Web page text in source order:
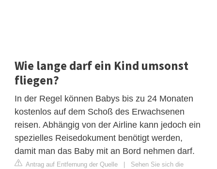
Wie lange darf ein Kind umsonst
fliegen?
In der Regel können Babys bis zu 24 Monaten
kostenlos auf dem Schoß des Erwachsenen
reisen. Abhängig von der Airline kann jedoch ein
spezielles Reisedokument benötigt werden,
damit man das Baby mit an Bord nehmen darf.
Antrag auf Entfernung der Quelle
Sehen Sie sich die